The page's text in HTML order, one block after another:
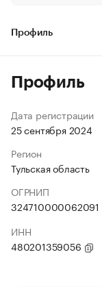
Профиль
Профиль
Дата регистрации
25 сентября 2024
Регион
Тульская область
ОГРНИП
324710000062091
ИНН
480201359056